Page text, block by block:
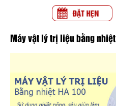
Máy vật lý trị liệu bằng nhiệt